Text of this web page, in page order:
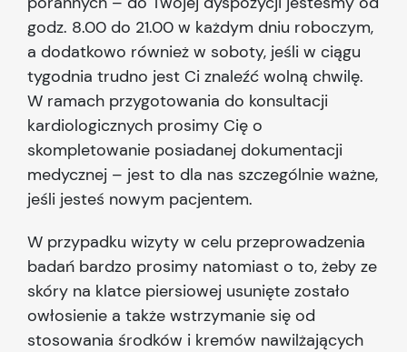
godz. 8.00 do 21.00 w każdym dniu roboczym,
a dodatkowo również w soboty, jeśli w ciągu
tygodnia trudno jest Ci znaleźć wolną chwilę.
W ramach przygotowania do konsultacji
kardiologicznych prosimy Cię o
skompletowanie posiadanej dokumentacji
medycznej – jest to dla nas szczególnie ważne,
jeśli jesteś nowym pacjentem.
W przypadku wizyty w celu przeprowadzenia
badań bardzo prosimy natomiast o to, żeby ze
skóry na klatce piersiowej usunięte zostało
owłosienie a także wstrzymanie się od
stosowania środków i kremów nawilżających